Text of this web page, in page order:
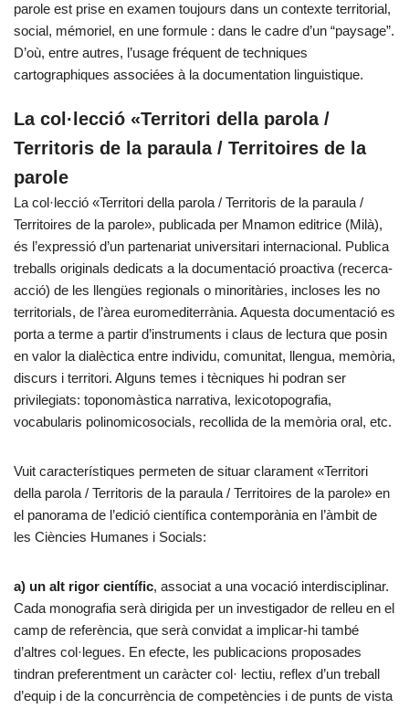
parole est prise en examen toujours dans un contexte territorial,
social, mémoriel, en une formule : dans le cadre d’un “paysage”.
D’où, entre autres, l’usage fréquent de techniques
cartographiques associées à la documentation linguistique.
La col·lecció «Territori della parola /
Territoris de la paraula / Territoires de la
parole
La col·lecció «Territori della parola / Territoris de la paraula /
Territoires de la parole», publicada per Mnamon editrice (Milà),
és l’expressió d’un partenariat universitari internacional. Publica
treballs originals dedicats a la documentació proactiva (recerca-
acció) de les llengües regionals o minoritàries, incloses les no
territorials, de l’àrea euromediterrània. Aquesta documentació es
porta a terme a partir d’instruments i claus de lectura que posin
en valor la dialèctica entre individu, comunitat, llengua, memòria,
discurs i territori. Alguns temes i tècniques hi podran ser
privilegiats: toponomàstica narrativa, lexicotopografia,
vocabularis polinomicosocials, recollida de la memòria oral, etc.
Vuit característiques permeten de situar clarament «Territori
della parola / Territoris de la paraula / Territoires de la parole» en
el panorama de l’edició científica contemporània en l’àmbit de
les Ciències Humanes i Socials:
a) un alt rigor científic, associat a una vocació interdisciplinar.
Cada monografia serà dirigida per un investigador de relleu en el
camp de referència, que serà convidat a implicar-hi també
d’altres col·legues. En efecte, les publicacions proposades
tindran preferentment un caràcter col· lectiu, reflex d’un treball
d’equip i de la concurrència de competències i de punts de vista